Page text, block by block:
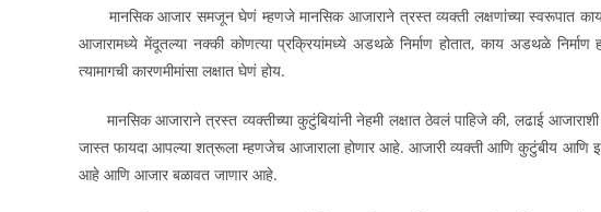
मानसिक आजार समजून घेणं म्हणजे मानसिक आजाराने त्रस्त व्यक्ती लक्षणांच्या स्वरूपात
आजारामध्ये मेंदूतल्या नक्की कोणत्या प्रक्रियांमध्ये अडथळे निर्माण होतात, काय अडथळे
त्यामागची कारणमीमांसा लक्षात घेणं होय.
मानसिक आजाराने त्रस्त व्यक्तीच्या कुटुंबियांनी नेहमी लक्षात ठेवलं पाहिजे की, लढाई
जास्त फायदा आपल्या शत्रूला म्हणजेच आजाराला होणार आहे. आजारी व्यक्ती आणि कुटुंबीय
आहे आणि आजार बळावत जाणार आहे.